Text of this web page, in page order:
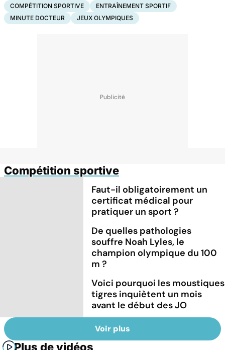
COMPÉTITION SPORTIVE
ENTRAÎNEMENT SPORTIF
MINUTE DOCTEUR
JEUX OLYMPIQUES
Compétition sportive
Faut-il obligatoirement un
certificat médical pour
pratiquer un sport ?
De quelles pathologies
souffre Noah Lyles, le
champion olympique du 100
m ?
Voici pourquoi les moustiques
tigres inquiètent un mois
avant le début des JO
Voir plus
Plus de vidéos